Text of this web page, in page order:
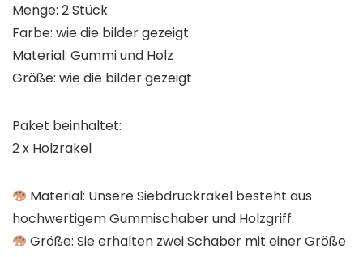
Menge: 2 Stück
Farbe: wie die bilder gezeigt
Material: Gummi und Holz
Größe: wie die bilder gezeigt
Paket beinhaltet:
2 x Holzrakel
Material: Unsere Siebdruckrakel besteht aus
hochwertigem Gummischaber und Holzgriff.
Größe: Sie erhalten zwei Schaber mit einer Größe